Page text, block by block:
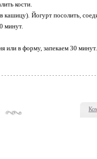
кости.
кашицу). Йогурт посолить,
минут.
или в форму, запекаем 30 минут.